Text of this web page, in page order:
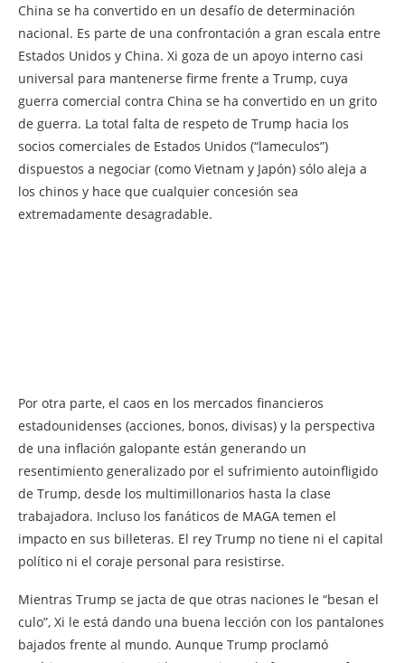
China se ha convertido en un desafío de determinación
nacional. Es parte de una confrontación a gran escala entre
Estados Unidos y China. Xi goza de un apoyo interno casi
universal para mantenerse firme frente a Trump, cuya
guerra comercial contra China se ha convertido en un grito
de guerra. La total falta de respeto de Trump hacia los
socios comerciales de Estados Unidos (“lameculos”)
dispuestos a negociar (como Vietnam y Japón) sólo aleja a
los chinos y hace que cualquier concesión sea
extremadamente desagradable.
Por otra parte, el caos en los mercados financieros
estadounidenses (acciones, bonos, divisas) y la perspectiva
de una inflación galopante están generando un
resentimiento generalizado por el sufrimiento autoinfligido
de Trump, desde los multimillonarios hasta la clase
trabajadora. Incluso los fanáticos de MAGA temen el
impacto en sus billeteras. El rey Trump no tiene ni el capital
político ni el coraje personal para resistirse.
Mientras Trump se jacta de que otras naciones le “besan el
culo”, Xi le está dando una buena lección con los pantalones
bajados frente al mundo. Aunque Trump proclamó